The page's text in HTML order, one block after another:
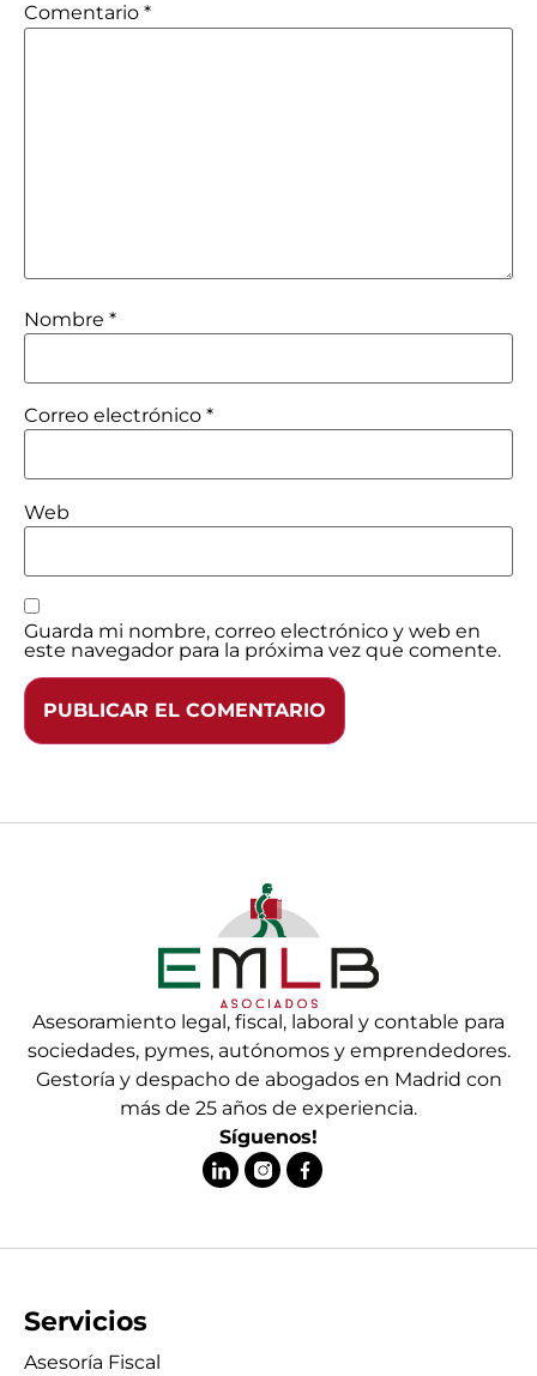
Comentario *
Nombre *
Correo electrónico *
Web
Guarda mi nombre, correo electrónico y web en
este navegador para la próxima vez que comente.
Asesoramiento legal, fiscal, laboral y contable para
sociedades, pymes, autónomos y emprendedores.
Gestoría y despacho de abogados en Madrid con
más de 25 años de experiencia.
Síguenos!
Servicios
Asesoría Fiscal